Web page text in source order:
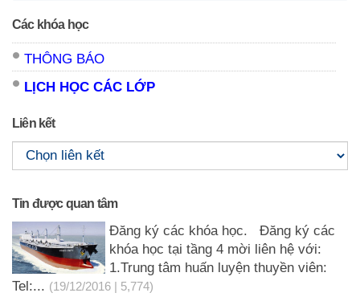
Các khóa học
THÔNG BÁO
LỊCH HỌC CÁC LỚP
Liên kết
Tin được quan tâm
Đăng ký các khóa học. Đăng ký các
khóa học tại tầng 4 mời liên hệ với:
1.Trung tâm huấn luyện thuyền viên:
Tel:... (19/12/2016 | 5,774)